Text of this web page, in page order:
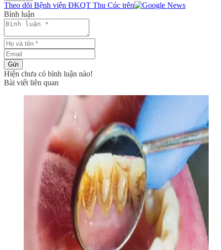
Theo dõi Bệnh viện ĐKQT Thu Cúc trên
Bình luận
Gửi
Hiện chưa có bình luận nào!
Bài viết liên quan